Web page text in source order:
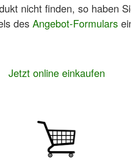
nicht finden, so haben
des Angebot-Formulars
Jetzt online einkaufen